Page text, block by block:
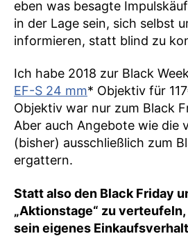
eben was besagte
in der Lage sein, sich selbst
informieren, statt blind zu
Ich habe 2018 zur Black
EF-S 24 mm* Objektiv für
Objektiv war nur zum Black
Aber auch Angebote wie die
(bisher) ausschließlich zum
ergattern.
Statt also den Black Friday
„Aktionstage“ zu
sein eigenes